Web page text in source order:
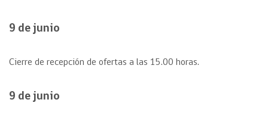
9 de junio
Cierre de recepción de ofertas a las 15.00 horas.
9 de junio